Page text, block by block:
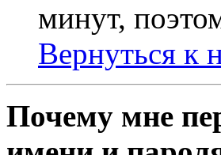
минут,
Вернуться к
Почему мне